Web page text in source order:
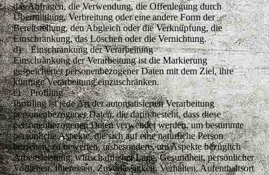
das Abfragen, die Verwendung, die Offenlegung durch
Übermittlung, Verbreitung oder eine andere Form der
Bereitstellung, den Abgleich oder die Verknüpfung, die
Einschränkung, das Löschen oder die Vernichtung.
d) Einschränkung der Verarbeitung
Einschränkung der Verarbeitung ist die Markierung
gespeicherter personenbezogener Daten mit dem Ziel, ihre
künftige Verarbeitung einzuschränken.
e) Profiling
Profiling ist jede Art der automatisierten Verarbeitung
personenbezogener Daten, die darin besteht, dass diese
personenbezogenen Daten verwendet werden, um bestimmte
persönliche Aspekte, die sich auf eine natürliche Person
beziehen, zu bewerten, insbesondere, um Aspekte bezüglich
Arbeitsleistung, wirtschaftlicher Lage, Gesundheit, persönlicher
Vorlieben, Interessen, Zuverlässigkeit, Verhalten, Aufenthaltsort